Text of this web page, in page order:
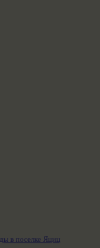
в поселке Яциц